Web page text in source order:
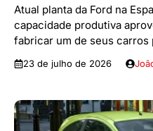
Atual planta da Ford na
capacidade produtiva
fabricar um de seus carros
23 de julho de 2026